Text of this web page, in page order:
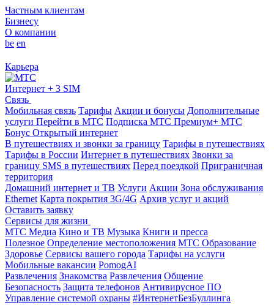
Частным клиентам
Бизнесу
О компании
be en
Карьера
Интернет + 3 SIM
Связь
Мобильная связь Тарифы Акции и бонусы Дополнительные
услуги Перейти в МТС Подписка МТС Премиум+ МТС
Бонус Открытый интернет
В путешествиях и звонки за границу Тарифы в путешествиях
Тарифы в России Интернет в путешествиях Звонки за
границу SMS в путешествиях Перед поездкой Приграничная
территория
Домашний интернет и ТВ Услуги Акции Зона обслуживания
Ethernet Карта покрытия 3G/4G Архив услуг и акций
Оставить заявку
Сервисы для жизни
МТС Медиа Кино и ТВ Музыка Книги и пресса
Полезное Определение местоположения МТС Образование
Здоровье Сервисы вашего города Тарифы на услуги
Мобильные вакансии PomogAI
Развлечения Знакомства Развлечения Общение
Безопасность Защита телефонов Антивирусное ПО
Управление системой охраны #ИнтернетБезБуллинга